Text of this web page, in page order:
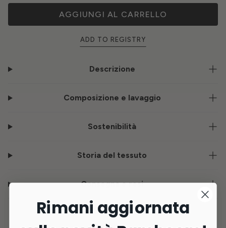
AGGIUNGI AL CARRELLO
ADD TO REGISTRY
Descrizione
Composizione e lavaggio
Sostenibilità
Storia del tessuto
Consegna e resi
Rimani aggiornata